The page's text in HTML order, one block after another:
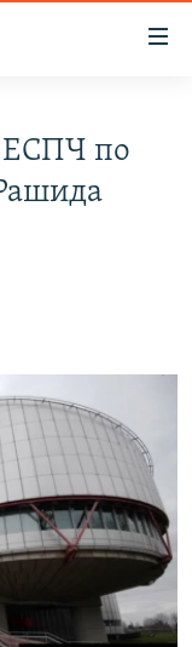
ЕСПЧ по